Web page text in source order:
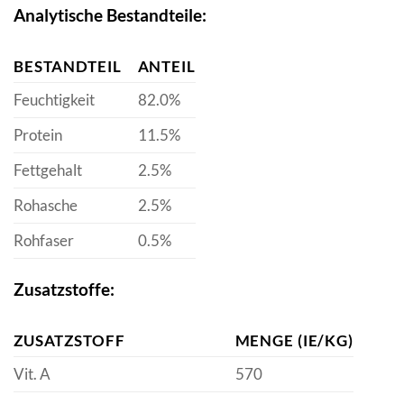
Analytische Bestandteile:
BESTANDTEIL
ANTEIL
Feuchtigkeit
82.0%
Protein
11.5%
Fettgehalt
2.5%
Rohasche
2.5%
Rohfaser
0.5%
Zusatzstoffe:
ZUSATZSTOFF
MENGE (IE/KG)
Vit. A
570